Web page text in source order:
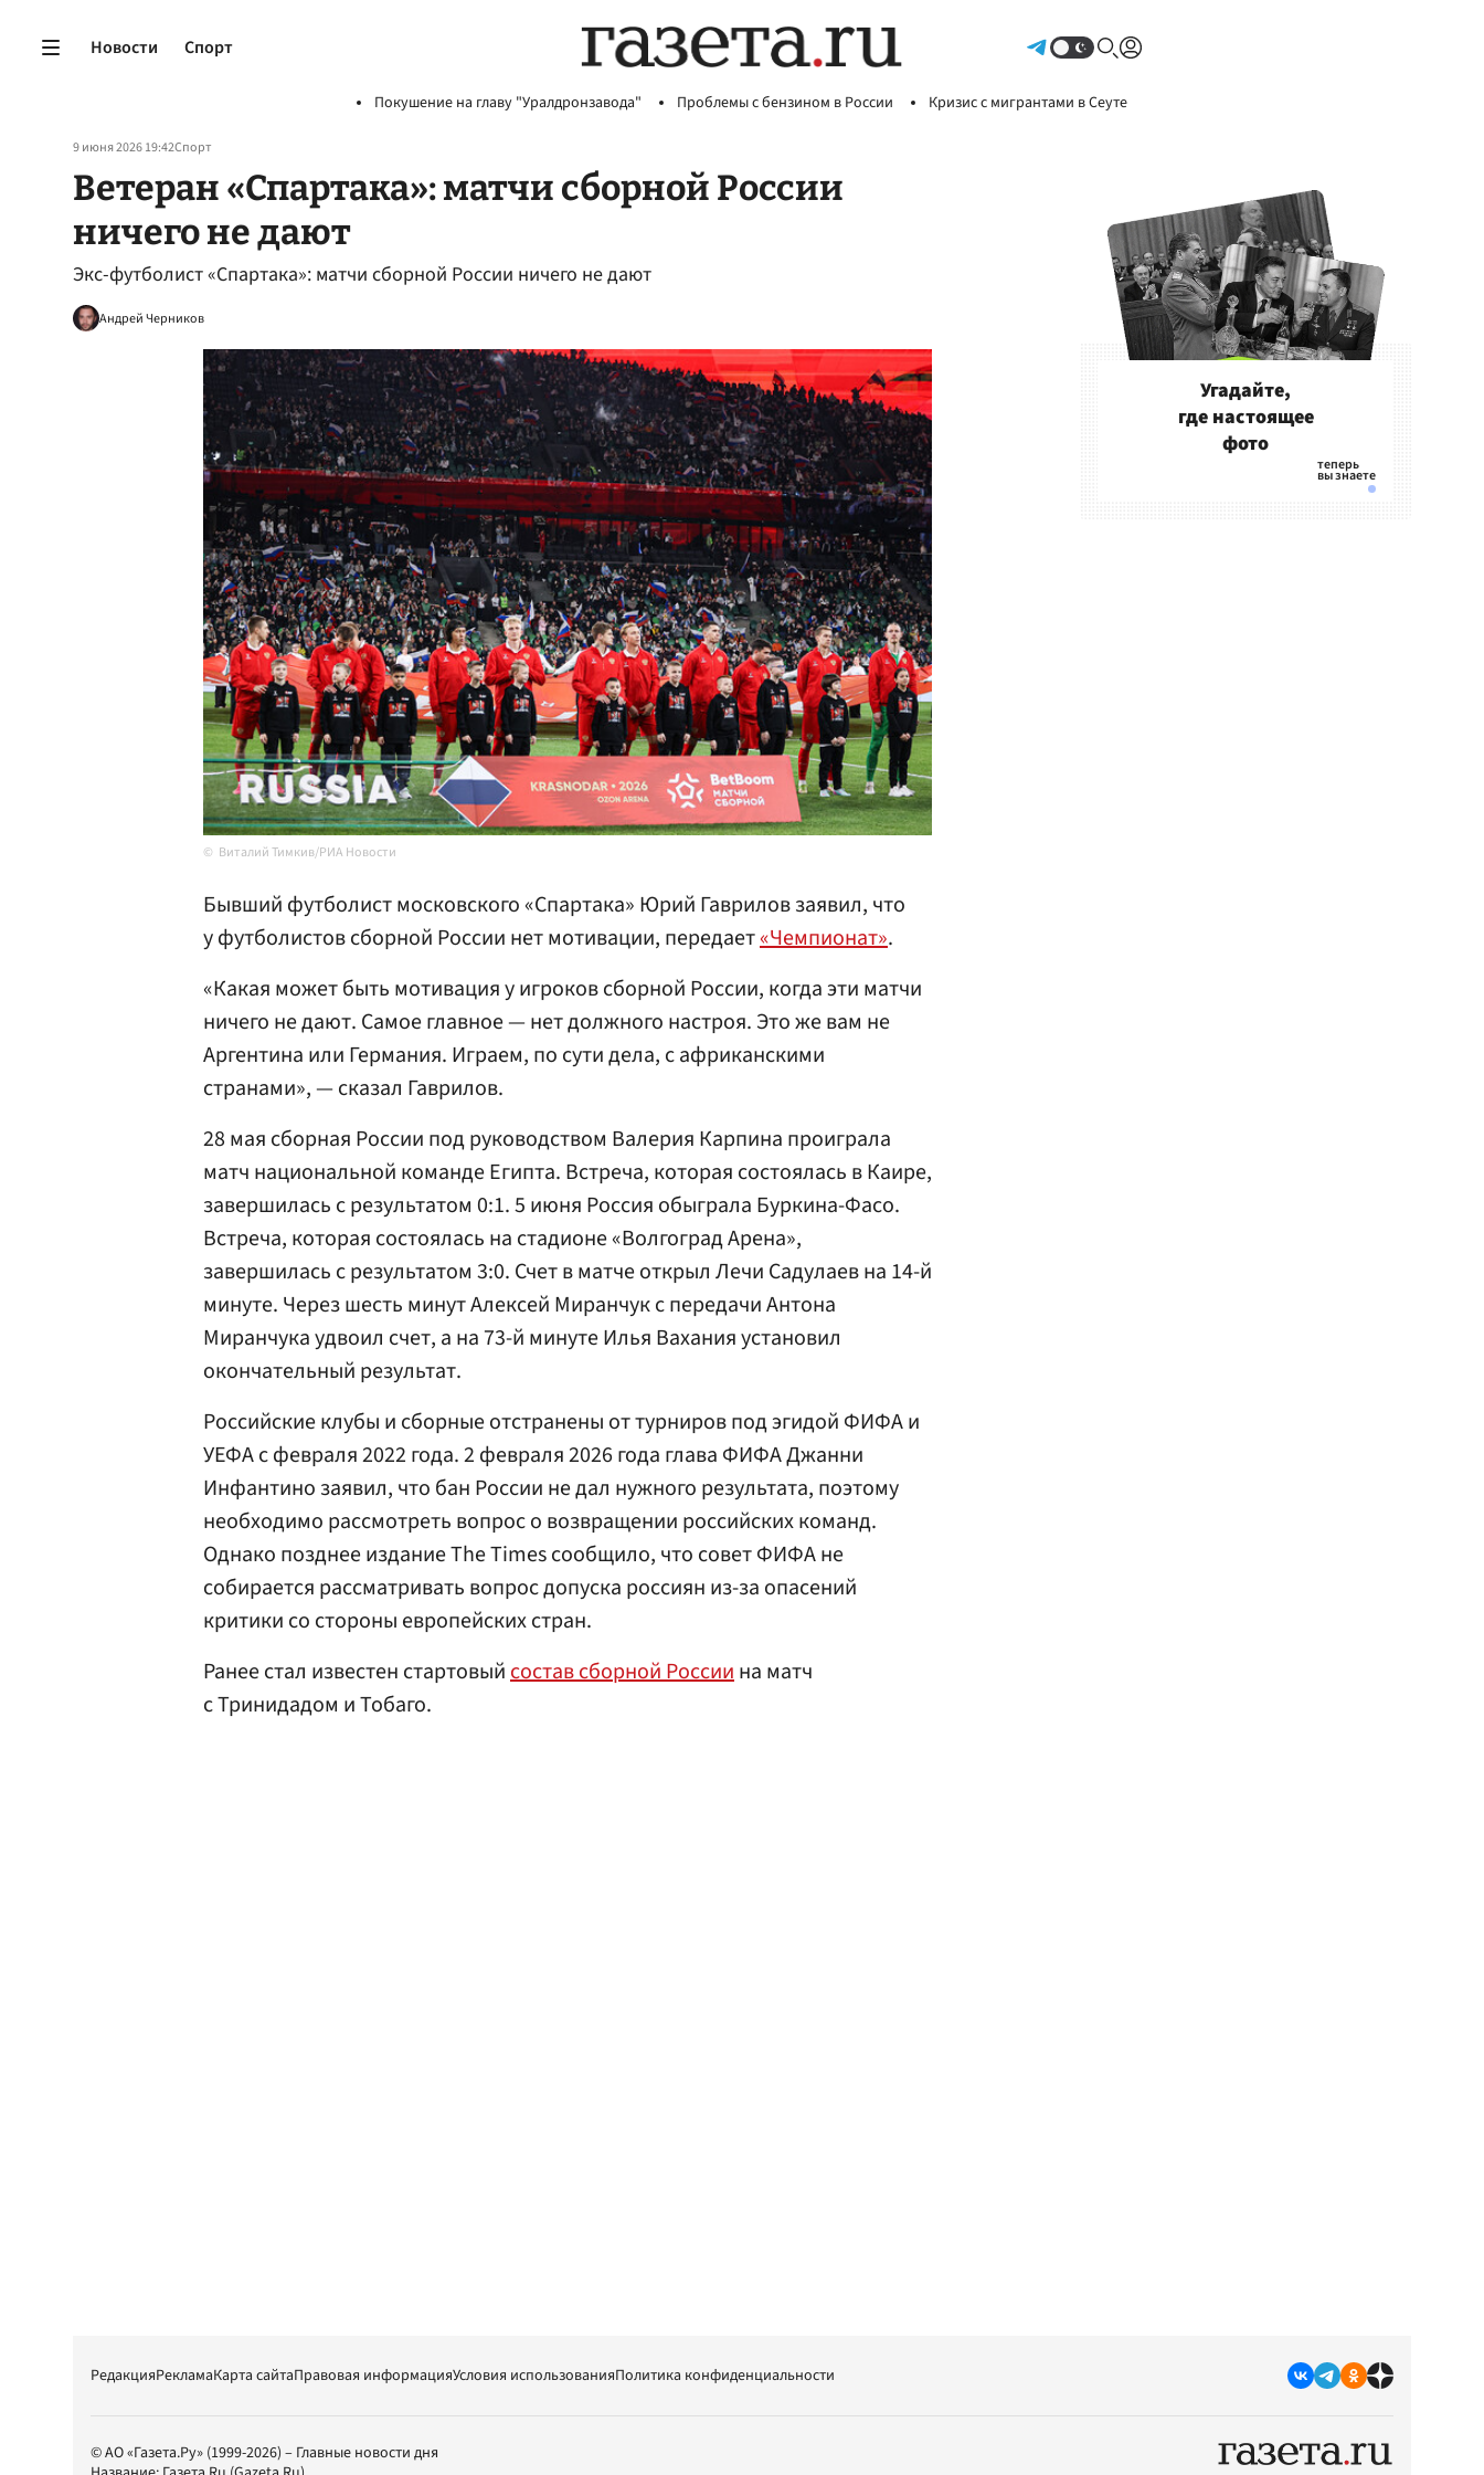
Новости Спорт
Покушение на главу "Уралдронзавода" Проблемы с бензином в России Кризис с мигрантами в Сеуте
9 июня 2026 19:42Спорт
Ветеран «Спартака»: матчи сборной России
ничего не дают
Экс-футболист «Спартака»: матчи сборной России ничего не дают
Андрей Черников
Виталий Тимкив/РИА Новости
Бывший футболист московского «Спартака» Юрий Гаврилов заявил, что
у футболистов сборной России нет мотивации, передает«Чемпионат».
«Какая может быть мотивация у игроков сборной России, когда эти матчи
ничего не дают. Самое главное — нет должного настроя. Это же вам не
Аргентина или Германия. Играем, по сути дела, с африканскими
странами», — сказал Гаврилов.
28 мая сборная России под руководством Валерия Карпина проиграла
матч национальной команде Египта. Встреча, которая состоялась в Каире,
завершилась с результатом 0:1. 5 июня Россия обыграла Буркина-Фасо.
Встреча, которая состоялась на стадионе «Волгоград Арена»,
завершилась с результатом 3:0. Счет в матче открыл Лечи Садулаев на 14-й
минуте. Через шесть минут Алексей Миранчук с передачи Антона
Миранчука удвоил счет, а на 73-й минуте Илья Вахания установил
окончательный результат.
Российские клубы и сборные отстранены от турниров под эгидой ФИФА и
УЕФА с февраля 2022 года. 2 февраля 2026 года глава ФИФА Джанни
Инфантино заявил, что бан России не дал нужного результата, поэтому
необходимо рассмотреть вопрос о возвращении российских команд.
Однако позднее издание The Times сообщило, что совет ФИФА не
собирается рассматривать вопрос допуска россиян из-за опасений
критики со стороны европейских стран.
Ранее стал известен стартовыйсостав сборной Россиина матч
с Тринидадом и Тобаго.
Угадайте,
где настоящее
фото
РедакцияРекламаКарта сайтаПравовая информацияУсловия использованияПолитика конфиденциальности
© АО «Газета.Ру» (1999-2026) – Главные новости дня